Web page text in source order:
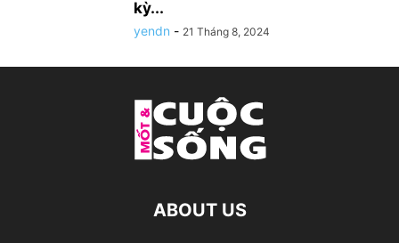
kỳ...
yendn - 21 Tháng 8, 2024
ABOUT US